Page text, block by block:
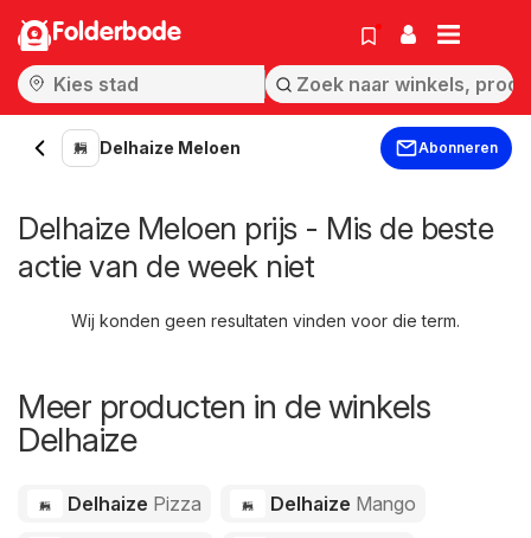
Folderbode
Delhaize Meloen Abonneren
Delhaize Meloen prijs - Mis de beste
actie van de week niet
Wij konden geen resultaten vinden voor die term.
Meer producten in de winkels
Delhaize
Delhaize Pizza Delhaize Mango